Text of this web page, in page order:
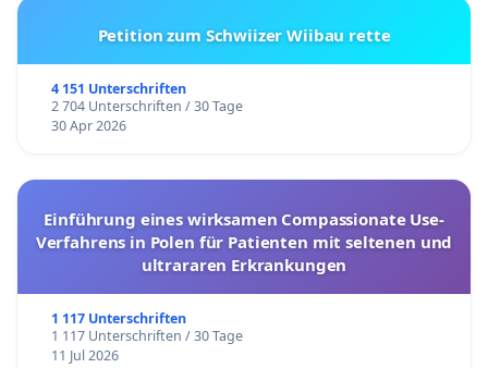
Petition zum Schwiizer Wiibau rette
4 151 Unterschriften
2 704 Unterschriften / 30 Tage
30 Apr 2026
Einführung eines wirksamen Compassionate Use-
Verfahrens in Polen für Patienten mit seltenen und
ultrararen Erkrankungen
1 117 Unterschriften
1 117 Unterschriften / 30 Tage
11 Jul 2026